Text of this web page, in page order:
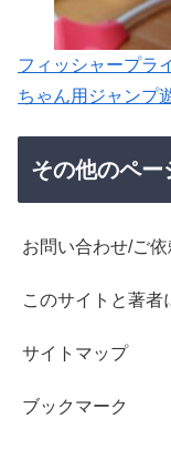
フィッシャープラ
ちゃん用ジャンプ
その他のペー
お問い合わせ/ご依
このサイトと著者
サイトマップ
ブックマーク